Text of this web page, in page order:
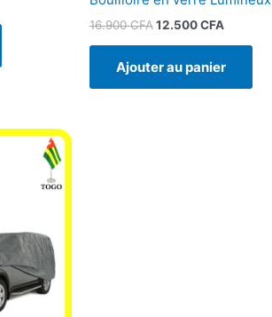
16.900CFA 12.500CFA
Ajouter au panier